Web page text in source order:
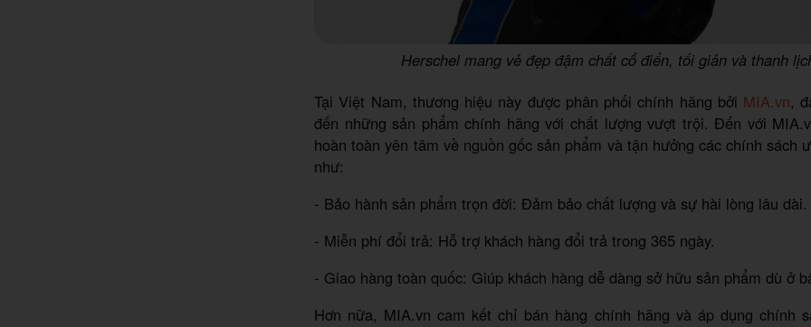
Herschel mang vẻ đẹp đậm chất cổ điển, tối giản và thanh
Tại Việt Nam, thương hiệu này được phân phối chính hãng bởi MIA.vn,
đến những sản phẩm chính hãng với chất lượng vượt trội. Đến với
hoàn toàn yên tâm về nguồn gốc sản phẩm và tận hưởng các chính sách
như:
- Bảo hành sản phẩm trọn đời: Đảm bảo chất lượng và sự hài lòng lâu dài.
- Miễn phí đổi trả: Hỗ trợ khách hàng đổi trả trong 365 ngày.
- Giao hàng toàn quốc: Giúp khách hàng dễ dàng sở hữu sản phẩm dù ở
Hơn nữa, MIA.vn cam kết chỉ bán hàng chính hãng và áp dụng chính